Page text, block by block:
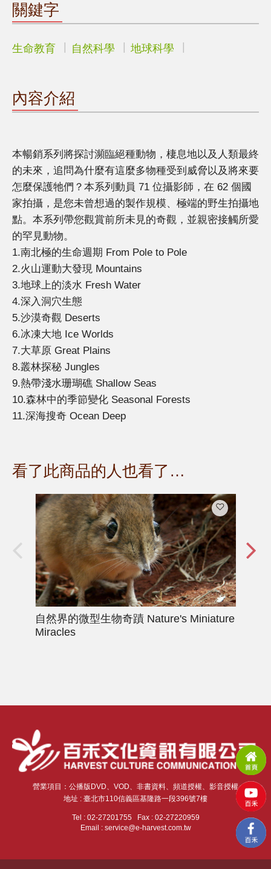
關鍵字
生命教育 自然科學 地球科學
內容介紹
本暢銷系列將探討瀕臨絕種動物，棲息地以及人類最終
的未來，追問為什麼有這麼多物種受到威脅以及將來要
怎麼保護牠們？本系列動員 71 位攝影師，在 62 個國
家拍攝，是您未曾想過的製作規模、極端的野生拍攝地
點。本系列帶您觀賞前所未見的奇觀，並親密接觸所愛
的罕見動物。
1.南北極的生命週期 From Pole to Pole
2.火山運動大發現 Mountains
3.地球上的淡水 Fresh Water
4.深入洞穴生態
5.沙漠奇觀 Deserts
6.冰凍大地 Ice Worlds
7.大草原 Great Plains
8.叢林探秘 Jungles
9.熱帶淺水珊瑚礁 Shallow Seas
10.森林中的季節變化 Seasonal Forests
11.深海搜奇 Ocean Deep
看了此商品的人也看了…
自然界的微型生物奇蹟 Nature's Miniature
Miracles
營業項目：公播版DVD、VOD、非書資料、頻道授權、影音授權
地址 : 臺北市110信義區基隆路一段396號7樓
Tel : 02-27201755 Fax : 02-27220959
Email : service@e-harvest.com.tw